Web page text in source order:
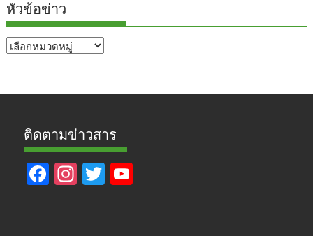
หัวข้อข่าว
หัวข้อ
ติดตามข่าวสาร
F In T